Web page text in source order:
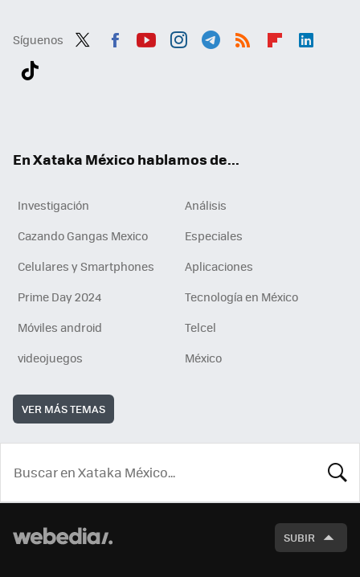
Síguenos
En Xataka México hablamos de...
Investigación
Análisis
Cazando Gangas Mexico
Especiales
Celulares y Smartphones
Aplicaciones
Prime Day 2024
Tecnología en México
Móviles android
Telcel
videojuegos
México
VER MÁS TEMAS
SUBIR